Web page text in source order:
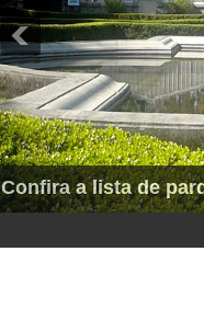
Confira a lista de